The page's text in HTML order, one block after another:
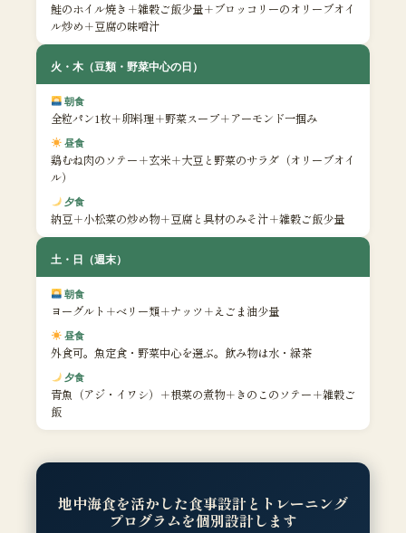
鮭のホイル焼き＋雑穀ご飯少量＋ブロッコリーのオリーブオイ
ル炒め＋豆腐の味噌汁
火・木（豆類・野菜中心の日）
朝食
全粒パン1枚＋卵料理＋野菜スープ＋アーモンド一掴み
昼食
鶏むね肉のソテー＋玄米＋大豆と野菜のサラダ（オリーブオイ
ル）
夕食
納豆＋小松菜の炒め物＋豆腐と具材のみそ汁＋雑穀ご飯少量
土・日（週末）
朝食
ヨーグルト＋ベリー類＋ナッツ＋えごま油少量
昼食
外食可。魚定食・野菜中心を選ぶ。飲み物は水・緑茶
夕食
青魚（アジ・イワシ）＋根菜の煮物＋きのこのソテー＋雑穀ご
飯
地中海食を活かした食事設計とトレーニング
プログラムを個別設計します